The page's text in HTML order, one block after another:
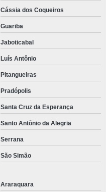
Cássia dos Coqueiros
Guariba
Jaboticabal
Luís Antônio
Pitangueiras
Pradópolis
Santa Cruz da Esperança
Santo Antônio da Alegria
Serrana
São Simão
Araraquara